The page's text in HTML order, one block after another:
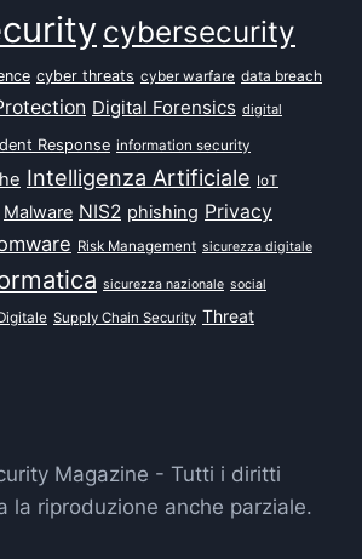
cybersecurity
cyber threats cyber warfare data breach
Digital Forensics digital
Response information security
Intelligenza Artificiale IoT
Malware NIS2 phishing Privacy
Risk Management sicurezza digitale
sicurezza nazionale social
Supply Chain Security Threat
Magazine - Tutti i diritti
la riproduzione anche parziale.